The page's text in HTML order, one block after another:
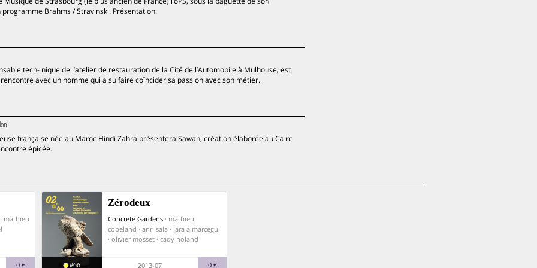
Brahms / Stravinski. Présentation.
tech- nique de l’atelier de restauration de la Cité de l’Automobile à Mulhouse, est
avec un homme qui a su faire coïncider sa passion avec son métier.
française née au Maroc Hindi Zahra présentera Sawah, création élaborée au Caire
épicée.
mathieu
0 €
Zérodeux
Concrete Gardens · mathieu
copeland · anri sala · lara almarcegui
· olivier mosset · cady noland
#66 2013-07 0 €